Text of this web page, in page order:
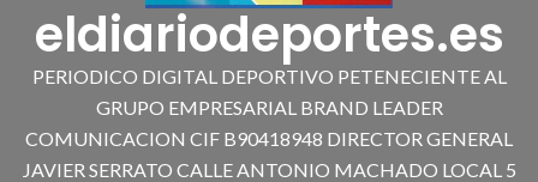
eldiariodeportes.es
PERIODICO DIGITAL DEPORTIVO PETENECIENTE AL
GRUPO EMPRESARIAL BRAND LEADER
COMUNICACION CIF B90418948 DIRECTOR GENERAL
JAVIER SERRATO CALLE ANTONIO MACHADO LOCAL 5